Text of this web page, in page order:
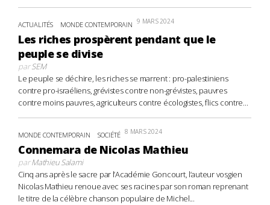
ACTUALITÉS MONDE CONTEMPORAIN 9 MARS 2024
Les riches prospèrent pendant que le
peuple se divise
parSEM
Le peuple se déchire, les riches se marrent : pro-palestiniens
contre pro-israéliens, grévistes contre non-grévistes, pauvres
contre moins pauvres, agriculteurs contre écologistes, flics contre...
MONDE CONTEMPORAIN SOCIÉTÉ 8 MARS 2024
Connemara de Nicolas Mathieu
parMathieu Salami
Cinq ans après le sacre par l’Académie Goncourt, l’auteur vosgien
Nicolas Mathieu renoue avec ses racines par son roman reprenant
le titre de la célèbre chanson populaire de Michel...